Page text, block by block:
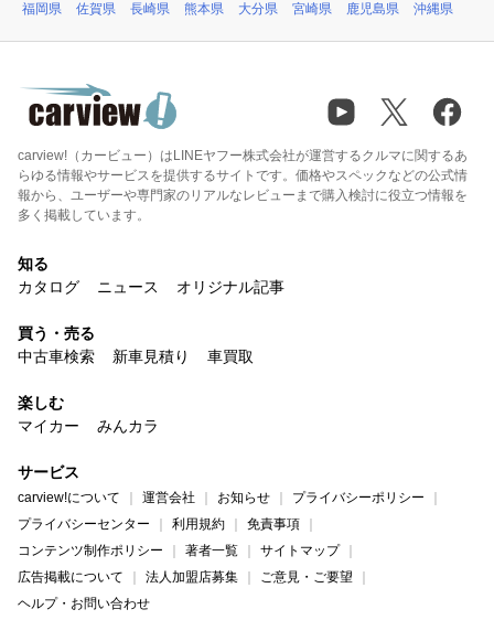
福岡県
佐賀県 長崎県 熊本県 大分県 宮崎県 鹿児島県 沖縄県
carview!（カービュー）はLINEヤフー株式会社が運営するクルマに関するあ
らゆる情報やサービスを提供するサイトです。価格やスペックなどの公式情
報から、ユーザーや専門家のリアルなレビューまで購入検討に役立つ情報を
多く掲載しています。
知る
カタログ
ニュース オリジナル記事
買う・売る
中古車検索
新車見積り 車買取
楽しむ
マイカー
みんカラ
サービス
carview!について 運営会社 お知らせ
プライバシーポリシー
プライバシーセンター
利用規約
免責事項
コンテンツ制作ポリシー
著者一覧
サイトマップ
広告掲載について
法人加盟店募集
ご意見・ご要望
ヘルプ・お問い合わせ